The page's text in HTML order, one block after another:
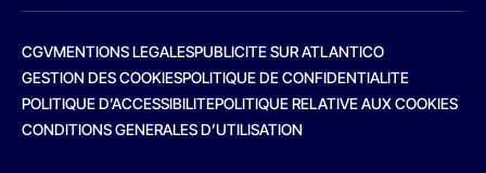
CGVMENTIONS LEGALESPUBLICITE SUR ATLANTICO
GESTION DES COOKIESPOLITIQUE DE CONFIDENTIALITE
POLITIQUE D’ACCESSIBILITEPOLITIQUE RELATIVE AUX COOKIES
CONDITIONS GENERALES D’UTILISATION